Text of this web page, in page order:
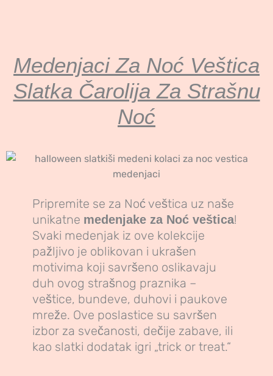
Medenjaci Za Noć Veštica
Slatka Čarolija Za Strašnu
Noć
Pripremite se za Noć veštica uz naše
unikatne medenjake za Noć veštica!
Svaki medenjak iz ove kolekcije
pažljivo je oblikovan i ukrašen
motivima koji savršeno oslikavaju
duh ovog strašnog praznika –
veštice, bundeve, duhovi i paukove
mreže. Ove poslastice su savršen
izbor za svečanosti, dečije zabave, ili
kao slatki dodatak igri „trick or treat.“